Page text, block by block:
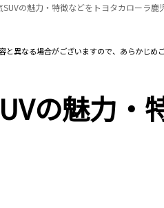
の魅力・特徴などをトヨタカローラ鹿
異なる場合がございますので、あらかじ
の魅力・